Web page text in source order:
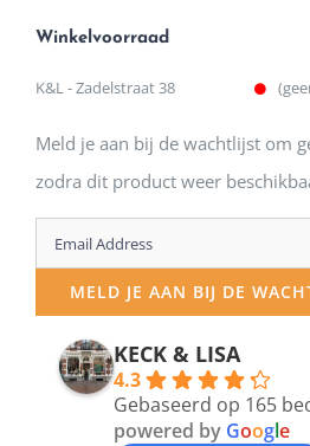
Winkelvoorraad
K&L - Zadelstraat 38
Meld je aan bij de wachtlijst om
zodra dit product weer
Enter
your
email
address
MELD JE AAN BIJ DE
KECK & LISA
4.3
Gebaseerd op 165
powered by Google